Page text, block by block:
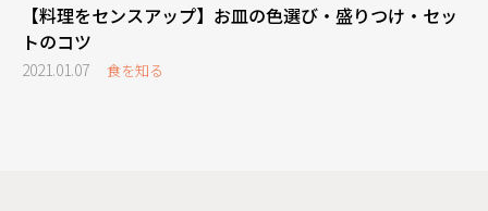
【料理をセンスアップ】お皿の色選び・盛りつけ・セッ
トのコツ
2021.01.07 食を知る